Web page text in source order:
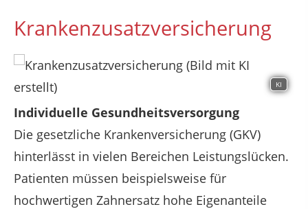
Krankenzusatzversicherung
KI
Individuelle Gesundheitsversorgung
Die gesetzliche Krankenversicherung (GKV)
hinterlässt in vielen Bereichen Leistungslücken.
Patienten müssen beispielsweise für
hochwertigen Zahnersatz hohe Eigenanteile